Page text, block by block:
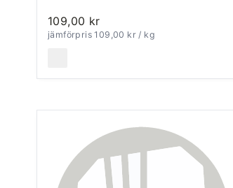
109,00 kr
jämförpris 109,00 kr / kg